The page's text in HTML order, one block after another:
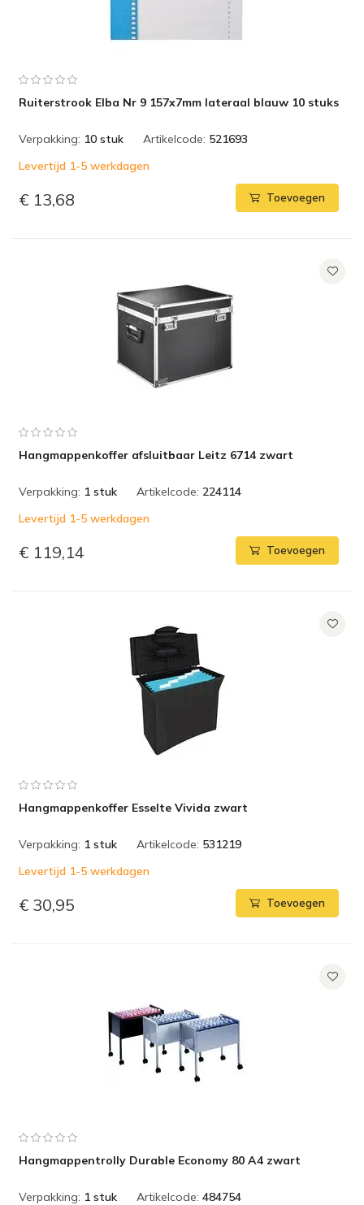
Ruiterstrook Elba Nr 9 157x7mm lateraal blauw 10 stuks
Verpakking: 10 stuk Artikelcode: 521693
Levertijd 1-5 werkdagen
€ 13,68 Toevoegen
Hangmappenkoffer afsluitbaar Leitz 6714 zwart
Verpakking: 1 stuk Artikelcode: 224114
Levertijd 1-5 werkdagen
€ 119,14 Toevoegen
Hangmappenkoffer Esselte Vivida zwart
Verpakking: 1 stuk Artikelcode: 531219
Levertijd 1-5 werkdagen
€ 30,95 Toevoegen
Hangmappentrolly Durable Economy 80 A4 zwart
Verpakking: 1 stuk Artikelcode: 484754